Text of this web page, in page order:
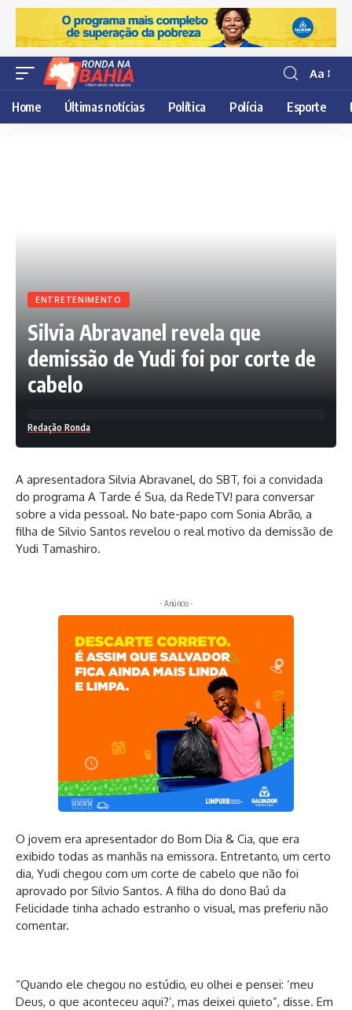
Resisor
de
fonte
Aa
Home Últimas notícias Política Polícia Esporte
ENTRETENIMENTO
Silvia Abravanel revela que
demissão de Yudi foi por corte de
cabelo
Redação Ronda
A apresentadora Silvia Abravanel, do SBT, foi a convidada
do programa A Tarde é Sua, da RedeTV! para conversar
sobre a vida pessoal. No bate-papo com Sonia Abrão, a
filha de Silvio Santos revelou o real motivo da demissão de
Yudi Tamashiro.
- Anúncio -
O jovem era apresentador do Bom Dia & Cia, que era
exibido todas as manhãs na emissora. Entretanto, um certo
dia, Yudi chegou com um corte de cabelo que não foi
aprovado por Silvio Santos. A filha do dono Baú da
Felicidade tinha achado estranho o visual, mas preferiu não
comentar.
“Quando ele chegou no estúdio, eu olhei e pensei: ‘meu
Deus, o que aconteceu aqui?’, mas deixei quieto”, disse. Em